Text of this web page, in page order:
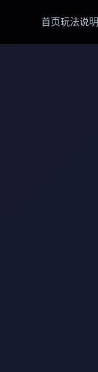
首页玩法说明